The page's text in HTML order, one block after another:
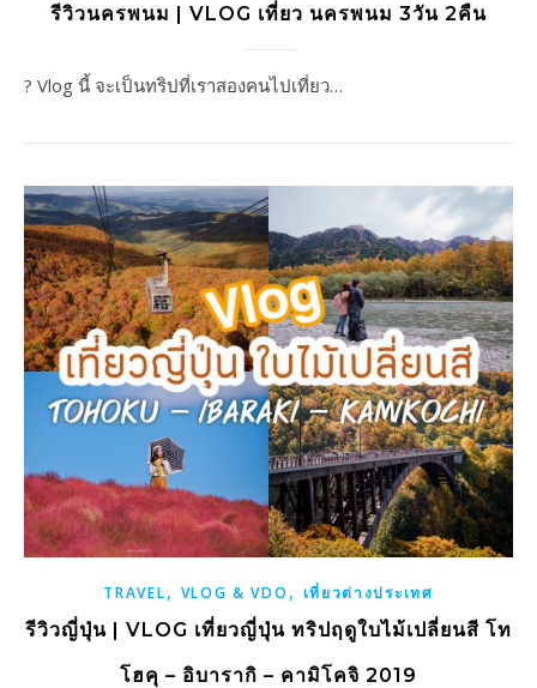
รีวิวนครพนม | VLOG เที่ยว นครพนม 3วัน 2คืน
? Vlog นี้ จะเป็นทริปที่เราสองคนไปเที่ยว…
TRAVEL, VLOG & VDO , เที่ยวต่างประเทศ
รีวิวญี่ปุ่น | VLOG เที่ยวญี่ปุ่น ทริปฤดูใบไม้เปลี่ยนสี โท
โฮคุ – อิบารากิ – คามิโคจิ 2019